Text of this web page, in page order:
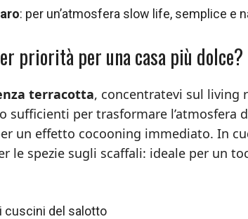
: per un’atmosfera slow life, semplice e
priorità per una casa più dolce?
terracotta, concentratevi sul living
sufficienti per trasformare l’atmosfera
un effetto cocooning immediato. In
le spezie sugli scaffali: ideale per un
cuscini del salotto